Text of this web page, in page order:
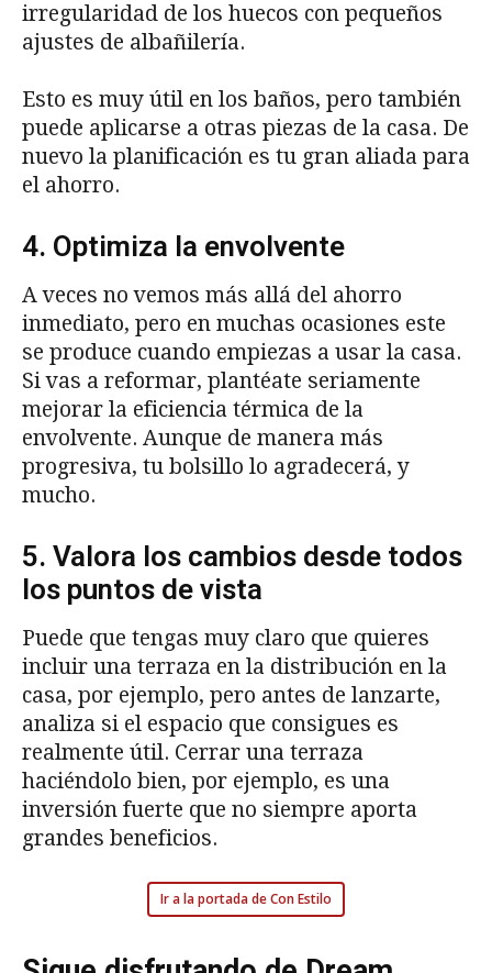
irregularidad de los huecos con pequeños
ajustes de albañilería.
Esto es muy útil en los baños, pero también
puede aplicarse a otras piezas de la casa. De
nuevo la planificación es tu gran aliada para
el ahorro.
4. Optimiza la envolvente
A veces no vemos más allá del ahorro
inmediato, pero en muchas ocasiones este
se produce cuando empiezas a usar la casa.
Si vas a reformar, plantéate seriamente
mejorar la eficiencia térmica de la
envolvente. Aunque de manera más
progresiva, tu bolsillo lo agradecerá, y
mucho.
5. Valora los cambios desde todos
los puntos de vista
Puede que tengas muy claro que quieres
incluir una terraza en la distribución en la
casa, por ejemplo, pero antes de lanzarte,
analiza si el espacio que consigues es
realmente útil. Cerrar una terraza
haciéndolo bien, por ejemplo, es una
inversión fuerte que no siempre aporta
grandes beneficios.
Ir a la portada de Con Estilo